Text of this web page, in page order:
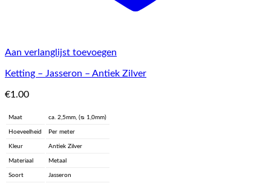
Aan verlanglijst toevoegen
Ketting – Jasseron – Antiek Zilver
€1.00
Maat ca. 2,5mm, (ᴓ 1,0mm)
Hoeveelheid Per meter
Kleur Antiek Zilver
Materiaal Metaal
Soort Jasseron